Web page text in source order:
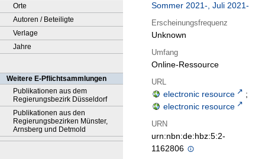
Orte
Autoren / Beteiligte
Verlage
Jahre
Weitere E-Pflichtsammlungen
Publikationen aus dem
Regierungsbezirk Düsseldorf
Publikationen aus den
Regierungsbezirken Münster,
Arnsberg und Detmold
Sommer 2021-, Juli 2021-
Erscheinungsfrequenz
Unknown
Umfang
Online-Ressource
URL
electronic resource
;
electronic resource
URN
urn:nbn:de:hbz:5:2-
1162806